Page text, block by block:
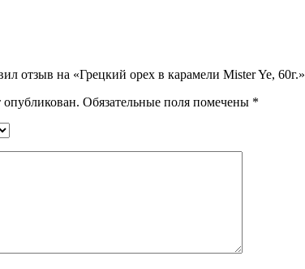
отзыв на «Грецкий орех в карамели Mister Ye, 60г.»
опубликован. Обязательные поля помечены *